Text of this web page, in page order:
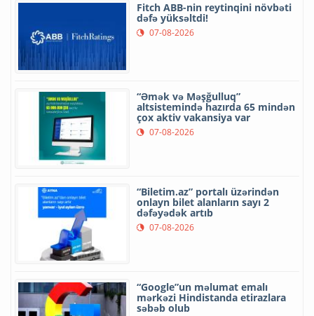
Fitch ABB-nin reytinqini növbəti
dəfə yüksəltdi!
07-08-2026
“Əmək və Məşğulluq”
altsistemində hazırda 65 mindən
çox aktiv vakansiya var
07-08-2026
“Biletim.az” portalı üzərindən
onlayn bilet alanların sayı 2
dəfəyədək artıb
07-08-2026
“Google”un məlumat emalı
mərkəzi Hindistanda etirazlara
səbəb olub